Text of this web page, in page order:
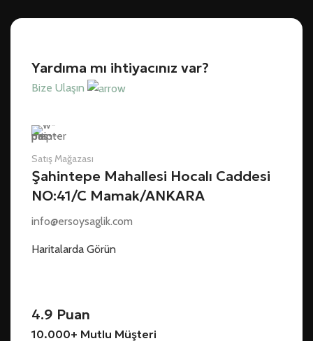
Yardıma mı ihtiyacınız var?
Bize Ulaşın
Satış Mağazası
Şahintepe Mahallesi Hocalı Caddesi
NO:41/C Mamak/ANKARA
info@ersoysaglik.com
Haritalarda Görün
4.9 Puan
10.000+ Mutlu Müşteri